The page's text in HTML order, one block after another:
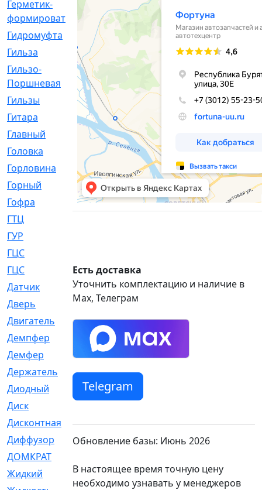
Герметик-
формирователь
Гидромуфта
[47]
Гильза
Гильзо-
Поршневая
[13]
Гильзы
[259]
Гитара
[7]
Главный
[29]
Головка
[28]
Горловина
Горный
[1]
Гофра
[86]
ГТЦ
ГУР
ГЦC
ГЦС
[74]
Датчик
[969]
Дверь
[249]
Двигатель
[64]
Демпфер
[2]
Демфер
[1]
Держатель
[5]
Диодный
[3]
Диск
Дисконтная
[1]
Диффузор
[1]
ДОМКРАТ
Жидкий
[5]
Есть доставка
Уточнить комплектацию и наличие в
Max, Телеграм
Telegram
Обновление базы: Июнь 2026
В настоящее время точную цену
необходимо узнавать у менеджеров